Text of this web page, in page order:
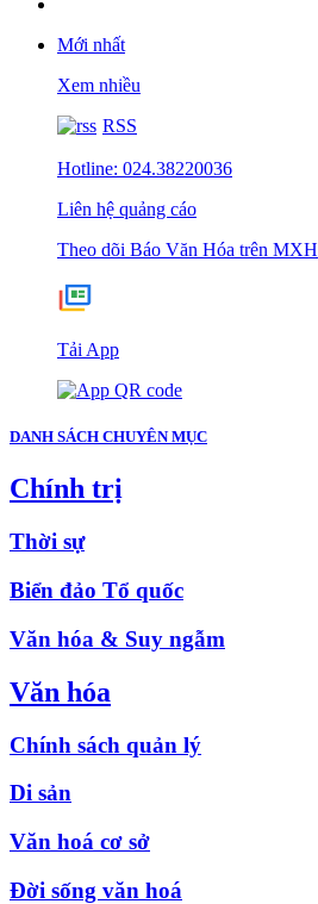
Mới nhất
Xem nhiều
RSS
Hotline: 024.38220036
Liên hệ quảng cáo
Theo dõi Báo Văn Hóa trên MXH
Tải App
DANH SÁCH CHUYÊN MỤC
Chính trị
Thời sự
Biển đảo Tổ quốc
Văn hóa & Suy ngẫm
Văn hóa
Chính sách quản lý
Di sản
Văn hoá cơ sở
Đời sống văn hoá